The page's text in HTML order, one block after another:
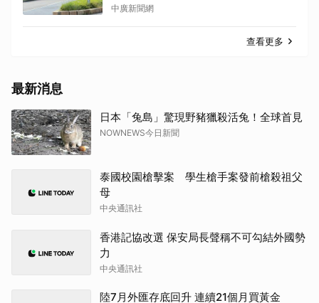
中廣新聞網
查看更多
最新消息
日本「兔島」驚現野豬獵殺活兔！全球首見
NOWNEWS今日新聞
泰國校園槍擊案 學生槍手案發前槍殺祖父
母
中央通訊社
香港記協改選 保安局長聲稱不可勾結外國勢
力
中央通訊社
陸7月外匯存底回升 連續21個月買黃金